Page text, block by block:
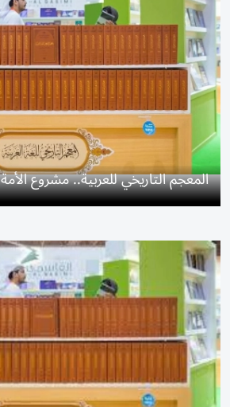
المعجم التاريخي للعربية.. مشروع الأمة